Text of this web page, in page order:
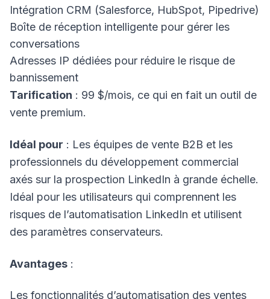
Intégration CRM (Salesforce, HubSpot, Pipedrive)
Boîte de réception intelligente pour gérer les
conversations
Adresses IP dédiées pour réduire le risque de
bannissement
Tarification : 99 $/mois, ce qui en fait un outil de
vente premium.
Idéal pour : Les équipes de vente B2B et les
professionnels du développement commercial
axés sur la prospection LinkedIn à grande échelle.
Idéal pour les utilisateurs qui comprennent les
risques de l’automatisation LinkedIn et utilisent
des paramètres conservateurs.
Avantages :
Les fonctionnalités d’automatisation des ventes